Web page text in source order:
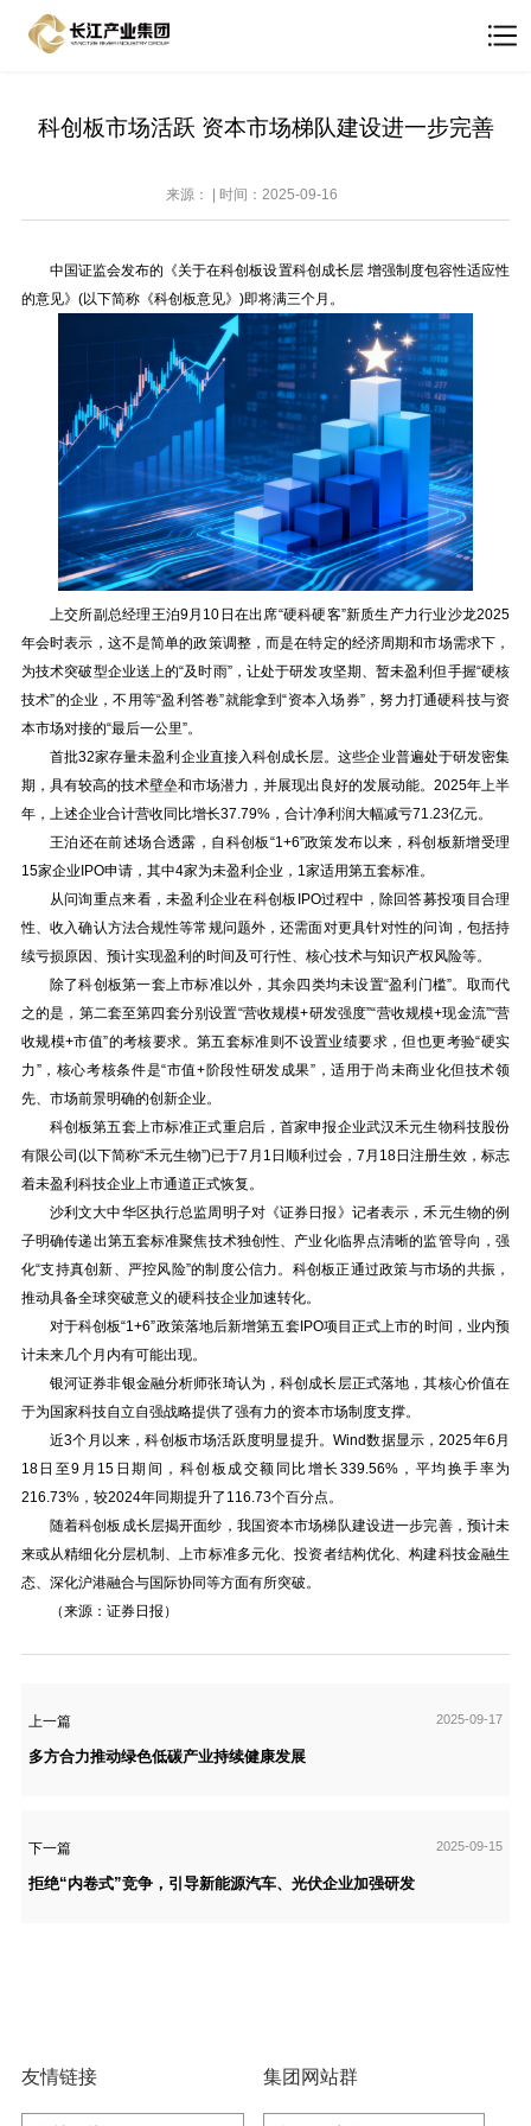
科创板市场活跃 资本市场梯队建设进一步完善
来源： | 时间：2025-09-16
中国证监会发布的《关于在科创板设置科创成长层 增强制度包容性适应性
的意见》(以下简称《科创板意见》)即将满三个月。
上交所副总经理王泊9月10日在出席“硬科硬客”新质生产力行业沙龙2025
年会时表示，这不是简单的政策调整，而是在特定的经济周期和市场需求下，
为技术突破型企业送上的“及时雨”，让处于研发攻坚期、暂未盈利但手握“硬核
技术”的企业，不用等“盈利答卷”就能拿到“资本入场券”，努力打通硬科技与资
本市场对接的“最后一公里”。
首批32家存量未盈利企业直接入科创成长层。这些企业普遍处于研发密集
期，具有较高的技术壁垒和市场潜力，并展现出良好的发展动能。2025年上半
年，上述企业合计营收同比增长37.79%，合计净利润大幅减亏71.23亿元。
王泊还在前述场合透露，自科创板“1+6”政策发布以来，科创板新增受理
15家企业IPO申请，其中4家为未盈利企业，1家适用第五套标准。
从问询重点来看，未盈利企业在科创板IPO过程中，除回答募投项目合理
性、收入确认方法合规性等常规问题外，还需面对更具针对性的问询，包括持
续亏损原因、预计实现盈利的时间及可行性、核心技术与知识产权风险等。
除了科创板第一套上市标准以外，其余四类均未设置“盈利门槛”。取而代
之的是，第二套至第四套分别设置“营收规模+研发强度”“营收规模+现金流”“营
收规模+市值”的考核要求。第五套标准则不设置业绩要求，但也更考验“硬实
力”，核心考核条件是“市值+阶段性研发成果”，适用于尚未商业化但技术领
先、市场前景明确的创新企业。
科创板第五套上市标准正式重启后，首家申报企业武汉禾元生物科技股份
有限公司(以下简称“禾元生物”)已于7月1日顺利过会，7月18日注册生效，标志
着未盈利科技企业上市通道正式恢复。
沙利文大中华区执行总监周明子对《证券日报》记者表示，禾元生物的例
子明确传递出第五套标准聚焦技术独创性、产业化临界点清晰的监管导向，强
化“支持真创新、严控风险”的制度公信力。科创板正通过政策与市场的共振，
推动具备全球突破意义的硬科技企业加速转化。
对于科创板“1+6”政策落地后新增第五套IPO项目正式上市的时间，业内预
计未来几个月内有可能出现。
银河证券非银金融分析师张琦认为，科创成长层正式落地，其核心价值在
于为国家科技自立自强战略提供了强有力的资本市场制度支撑。
近3个月以来，科创板市场活跃度明显提升。Wind数据显示，2025年6月
18日至9月15日期间，科创板成交额同比增长339.56%，平均换手率为
216.73%，较2024年同期提升了116.73个百分点。
随着科创板成长层揭开面纱，我国资本市场梯队建设进一步完善，预计未
来或从精细化分层机制、上市标准多元化、投资者结构优化、构建科技金融生
态、深化沪港融合与国际协同等方面有所突破。
（来源：证券日报）
上一篇 2025-09-17
多方合力推动绿色低碳产业持续健康发展
下一篇 2025-09-15
拒绝“内卷式”竞争，引导新能源汽车、光伏企业加强研发
友情链接 集团网站群